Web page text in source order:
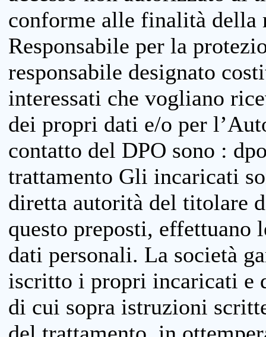
conforme alle finalità della
Responsabile per la
responsabile designato
interessati che vogliano
dei propri dati e/o per
contatto del DPO sono :
trattamento Gli incaricati
diretta autorità del titolare
questo preposti, effettuano
dati personali. La società
iscritto i propri incaricati e
di cui sopra istruzioni